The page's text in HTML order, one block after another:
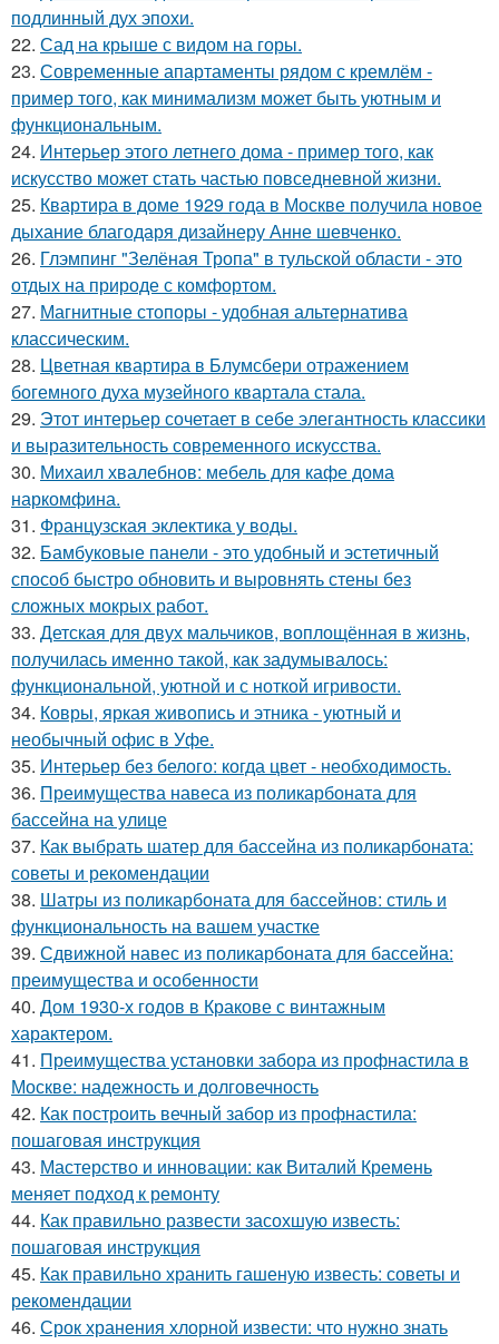
подлинный дух эпохи.
22. Сад на крыше с видом на горы.
23. Современные апартаменты рядом с кремлём -
пример того, как минимализм может быть уютным и
функциональным.
24. Интерьер этого летнего дома - пример того, как
искусство может стать частью повседневной жизни.
25. Квартира в доме 1929 года в Москве получила новое
дыхание благодаря дизайнеру Анне шевченко.
26. Глэмпинг "Зелёная Тропа" в тульской области - это
отдых на природе с комфортом.
27. Магнитные стопоры - удобная альтернатива
классическим.
28. Цветная квартира в Блумсбери отражением
богемного духа музейного квартала стала.
29. Этот интерьер сочетает в себе элегантность классики
и выразительность современного искусства.
30. Михаил хвалебнов: мебель для кафе дома
наркомфина.
31. Французская эклектика у воды.
32. Бамбуковые панели - это удобный и эстетичный
способ быстро обновить и выровнять стены без
сложных мокрых работ.
33. Детская для двух мальчиков, воплощённая в жизнь,
получилась именно такой, как задумывалось:
функциональной, уютной и с ноткой игривости.
34. Ковры, яркая живопись и этника - уютный и
необычный офис в Уфе.
35. Интерьер без белого: когда цвет - необходимость.
36. Преимущества навеса из поликарбоната для
бассейна на улице
37. Как выбрать шатер для бассейна из поликарбоната:
советы и рекомендации
38. Шатры из поликарбоната для бассейнов: стиль и
функциональность на вашем участке
39. Сдвижной навес из поликарбоната для бассейна:
преимущества и особенности
40. Дом 1930-х годов в Кракове с винтажным
характером.
41. Преимущества установки забора из профнастила в
Москве: надежность и долговечность
42. Как построить вечный забор из профнастила:
пошаговая инструкция
43. Мастерство и инновации: как Виталий Кремень
меняет подход к ремонту
44. Как правильно развести засохшую известь:
пошаговая инструкция
45. Как правильно хранить гашеную известь: советы и
рекомендации
46. Срок хранения хлорной извести: что нужно знать